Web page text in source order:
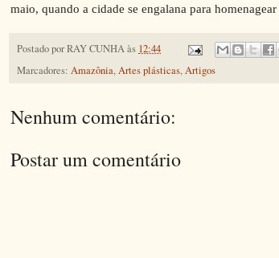
maio, quando a cidade se engalana para homenagear
Postado porRAY CUNHAàs 12:44
Marcadores: Amazônia,Artes plásticas,Artigos
Nenhum comentário:
Postar um comentário